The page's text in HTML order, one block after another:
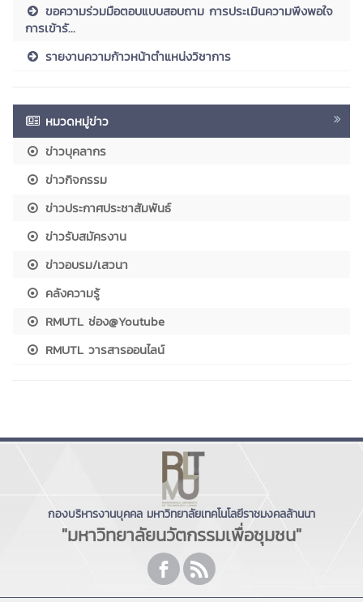
ขอความร่วมมือตอบแบบสอบถาม การประเมินความพึงพอใจ
การเข้ารั...
รายงานความก้าวหน้าตำแหน่งวิชาการ
หมวดหมู่ข่าว
ข่าวบุคลากร
ข่าวกิจกรรม
ข่าวประกาศประชาสัมพันธ์
ข่าวรับสมัครงาน
ข่าวอบรม/เสวนา
คลังความรู้
RMUTL ช่อง@Youtube
RMUTL วารสารออนไลน์
กองบริหารงานบุคคล มหาวิทยาลัยเทคโนโลยีราชมงคลล้านนา
"มหาวิทยาลัยนวัตกรรมเพื่อชุมชน"